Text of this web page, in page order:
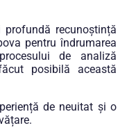
recunoștință
pentru îndrumarea
de analiză
posibilă această
de neuitat și o